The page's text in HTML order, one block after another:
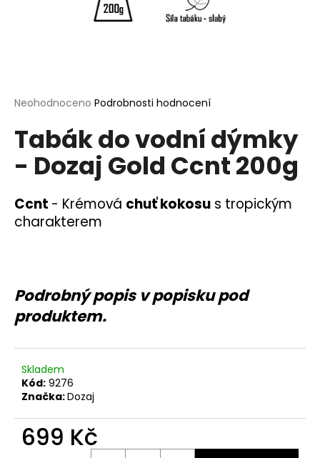
Průměrné
produktu
z
hvězdiček.
Neohodnoceno Podrobnosti hodnocení
Tabák do vodní dýmky
- Dozaj Gold Ccnt 200g
Ccnt - Krémová chuť kokosu s tropickým
charakterem
Podrobný popis v popisku pod
produktem.
Skladem
Kód: 9276
Značka:Dozaj
699 Kč
HLEDAT
D
r
u
č
j
e
m
e